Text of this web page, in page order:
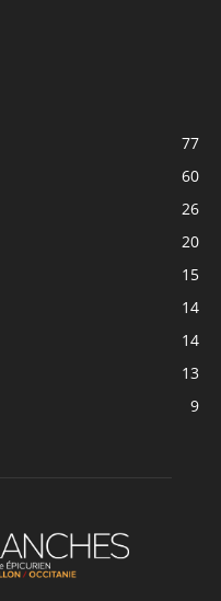
77
60
26
20
15
14
14
13
9